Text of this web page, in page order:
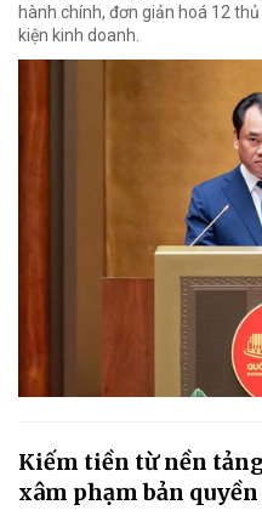
hành chính, đơn giản hoá 12
kiện kinh doanh.
Kiếm tiền từ nền
xâm phạm bản quyền